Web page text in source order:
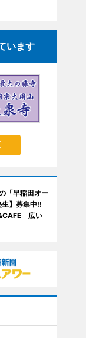
います
「早稲田オー
】募集中!!
広い